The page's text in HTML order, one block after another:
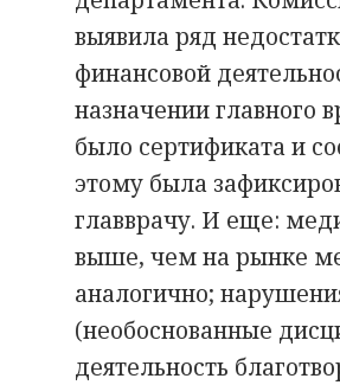
выявила ряд
финансовой
назначении главного
было сертификата и
этому была
главврачу. И еще:
выше, чем на рынке
аналогично;
(необоснованные
деятельность